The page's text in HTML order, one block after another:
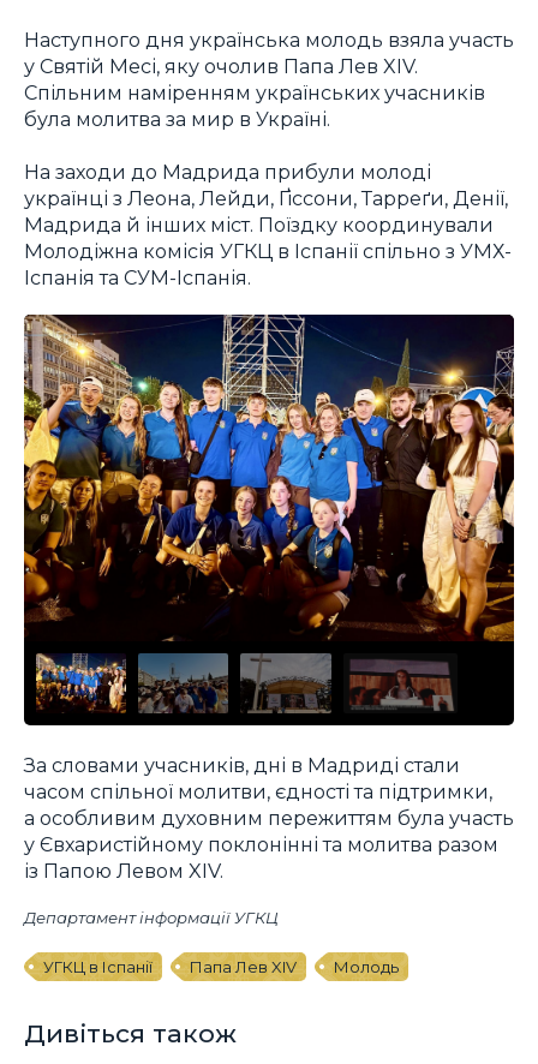
Наступного дня українська молодь взяла участь
у Святій Месі, яку очолив Папа Лев XIV.
Спільним наміренням українських учасників
була молитва за мир в Україні.
На заходи до Мадрида прибули молоді
українці з Леона, Лейди, Ґіссони, Тарреґи, Денії,
Мадрида й інших міст. Поїздку координували
Молодіжна комісія УГКЦ в Іспанії спільно з УМХ-
Іспанія та СУМ-Іспанія.
За словами учасників, дні в Мадриді стали
часом спільної молитви, єдності та підтримки,
а особливим духовним пережиттям була участь
у Євхаристійному поклонінні та молитва разом
із Папою Левом XIV.
Департамент інформації УГКЦ
УГКЦ в Іспанії Папа Лев XIV Молодь
Дивіться також